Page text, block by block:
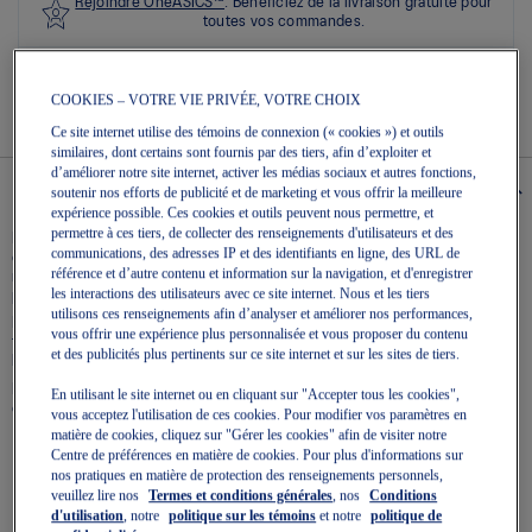
commentaires
même
page.
toutes vos commandes.
Details
La GEL-NIMBUS® 28 est l’un des styles les plus confortables de la gamme
de chaussures de course d’ASICS. Allégée d’environ 25 g par rapport au
modèle précédent, cette chaussure continue d’offrir un excellent amorti
pour courir plus longtemps et plus facilement.
La semelle intercalaire combine le système d’amorti FF BLAST™ PLUS et la
technologie PureGEL®. Ces composants créent une expérience d’amorti
légère et douce qui vous donne l’impression de courir sur des nuages.
L’empeigne est fabriquée avec un matériau en tricot technique qui
enveloppe doucement les pieds et permet de rester à l’aise.
Empeigne en tricot technique – Matière en tricot léger et
perméable à l’air qui réduit le besoin de couches supplémentaires.
Technologie PureGEL® – Une version améliorée et plus souple de
notre technologie GEL® qui conserve toutes les propriétés
COOKIES – VOTRE VIE PRIVÉE, VOTRE CHOIX
Ce site internet utilise des témoins de connexion (« cookies ») et outils
similaires, dont certains sont fournis par des tiers, afin d’exploiter et
d’améliorer notre site internet, activer les médias sociaux et autres fonctions,
soutenir nos efforts de publicité et de marketing et vous offrir la meilleure
expérience possible. Ces cookies et outils peuvent nous permettre, et
permettre à ces tiers, de collecter des renseignements d'utilisateurs et des
communications, des adresses IP et des identifiants en ligne, des URL de
référence et d’autre contenu et information sur la navigation, et d'enregistrer
les interactions des utilisateurs avec ce site internet. Nous et les tiers
utilisons ces renseignements afin d’analyser et améliorer nos performances,
vous offrir une expérience plus personnalisée et vous proposer du contenu
et des publicités plus pertinents sur ce site internet et sur les sites de tiers.
En utilisant le site internet ou en cliquant sur "Accepter tous les cookies",
vous acceptez l'utilisation de ces cookies. Pour modifier vos paramètres en
matière de cookies, cliquez sur "Gérer les cookies" afin de visiter notre
Centre de préférences en matière de cookies. Pour plus d'informations sur
nos pratiques en matière de protection des renseignements personnels,
veuillez lire nos
Termes et conditions générales , nos
Conditions
d'utilisation , notre politique sur les témoins et notre
politique de